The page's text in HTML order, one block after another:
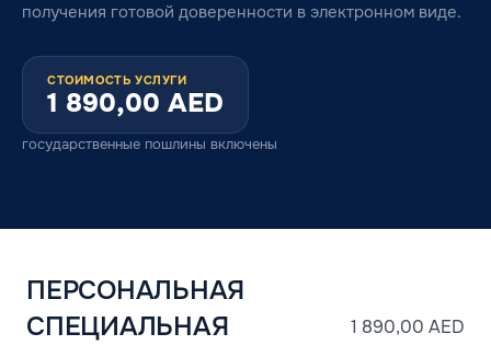
получения готовой доверенности в электронном виде.
СТОИМОСТЬ УСЛУГИ
1 890,00 AED
государственные пошлины включены
ПЕРСОНАЛЬНАЯ
СПЕЦИАЛЬНАЯ
1 890,00 AED